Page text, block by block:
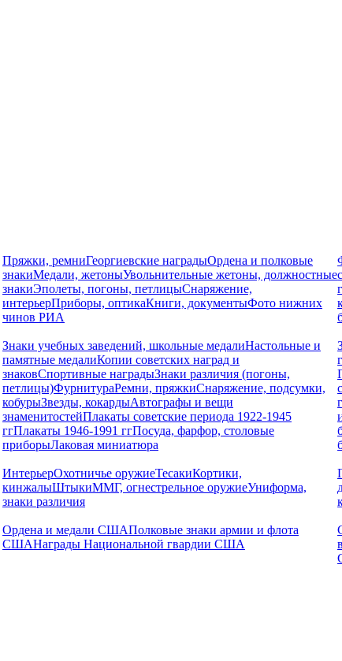
Пряжки, ремниГеоргиевские наградыОрдена и полковые
знакиМедали, жетоныУвольнительные жетоны, должностные
знакиЭполеты, погоны, петлицыСнаряжение,
интерьерПриборы, оптикаКниги, документыФото нижних
чинов РИА
Знаки учебных заведений, школьные медалиНастольные и
памятные медалиКопии советских наград и
знаковСпортивные наградыЗнаки различия (погоны,
петлицы)ФурнитураРемни, пряжкиСнаряжение, подсумки,
кобурыЗвезды, кокардыАвтографы и вещи
знаменитостейПлакаты советские периода 1922-1945
ггПлакаты 1946-1991 ггПосуда, фарфор, столовые
приборыЛаковая миниатюра
ИнтерьерОхотничье оружиеТесакиКортики,
кинжалыШтыкиММГ, огнестрельное оружиеУниформа,
знаки различия
Ордена и медали СШАПолковые знаки армии и флота
СШАНаграды Национальной гвардии США